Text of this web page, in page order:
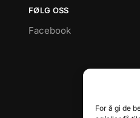
For å gi de
FØLG OSS
Facebook